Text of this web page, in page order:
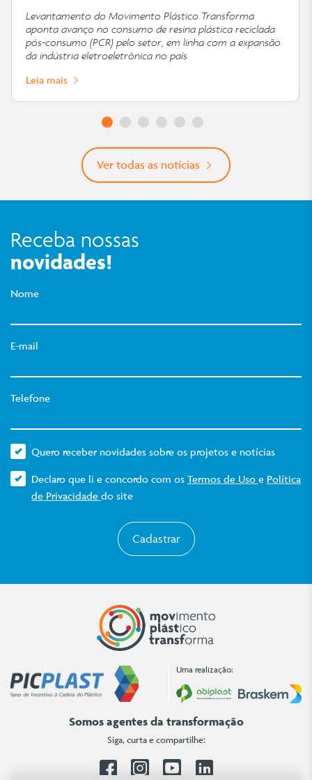
Levantamento do Movimento Plástico Transforma
aponta avanço no consumo de resina plástica reciclada
pós-consumo (PCR) pelo setor, em linha com a expansão
da indústria eletroeletrônica no país
Leia mais
Ver todas as notícias
Receba nossas
novidades!
Nome
E-mail
Telefone
Quero receber novidades sobre os projetos e notícias
Declaro que li e concordo com os Termos de Uso e Política
de Privacidade do site
Cadastrar
Uma realização:
Somos agentes da transformação
Siga, curta e compartilhe:
Facebook
Instagram
YoutubeLinkedin